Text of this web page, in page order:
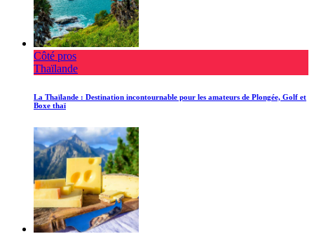
Côté pros
Thaïlande
La Thaïlande : Destination incontournable pour les amateurs de Plongée, Golf et
Boxe thaï